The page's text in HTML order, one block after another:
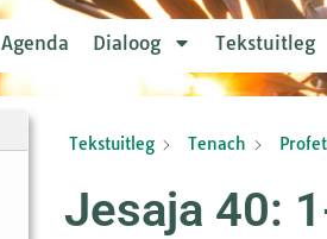
Agenda Dialoog Tekstuitleg
Tekstuitleg Tenach
Jesaja 40: